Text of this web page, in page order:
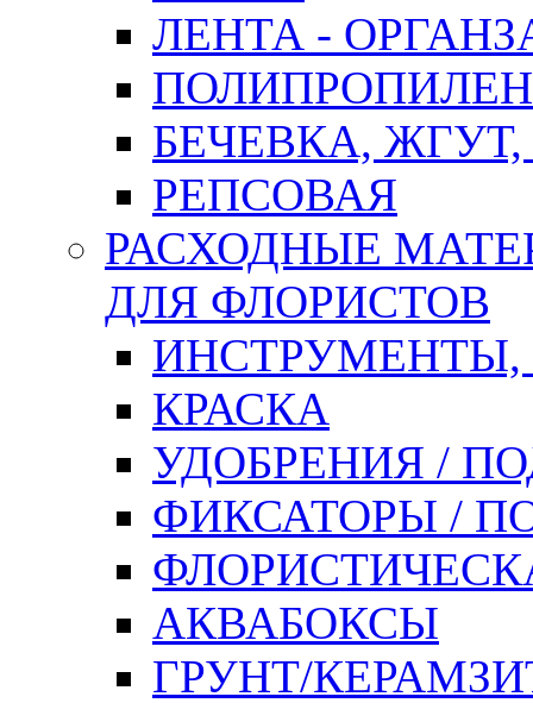
ЛЕНТА -
БЕЧЕВКА,
РЕПСОВАЯ
РАСХОДНЫЕ
ДЛЯ ФЛОРИСТОВ
ИНСТРУМЕНТЫ,
КРАСКА
УДОБРЕНИЯ /
ФИКСАТОРЫ /
АКВАБОКСЫ
ГРУНТ/